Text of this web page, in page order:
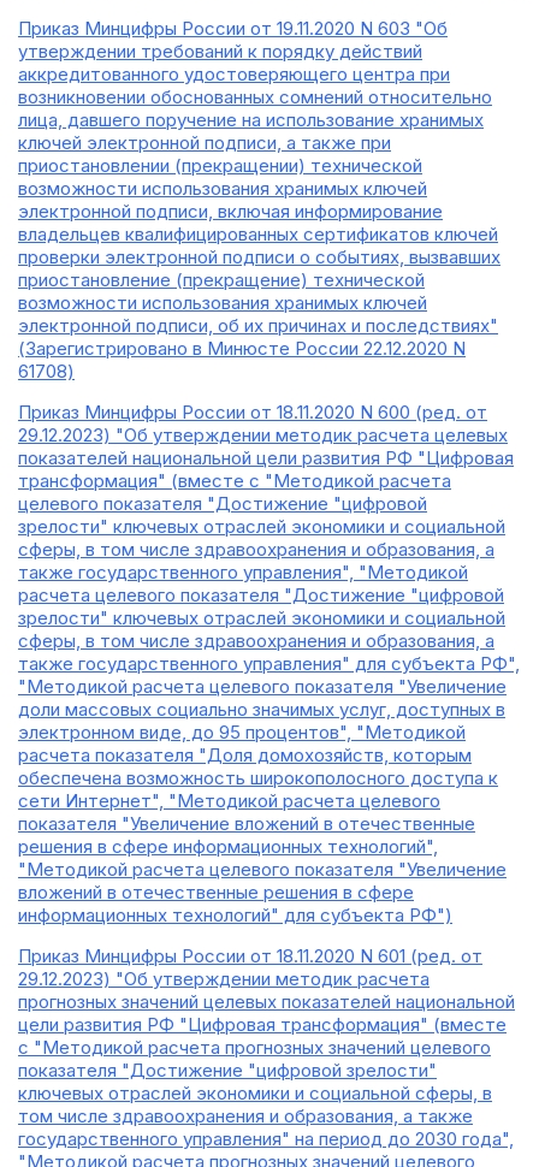
Приказ Минцифры России от 19.11.2020 N 603 "Об
утверждении требований к порядку действий
аккредитованного удостоверяющего центра при
возникновении обоснованных сомнений относительно
лица, давшего поручение на использование хранимых
ключей электронной подписи, а также при
приостановлении (прекращении) технической
возможности использования хранимых ключей
электронной подписи, включая информирование
владельцев квалифицированных сертификатов ключей
проверки электронной подписи о событиях, вызвавших
приостановление (прекращение) технической
возможности использования хранимых ключей
электронной подписи, об их причинах и последствиях"
(Зарегистрировано в Минюсте России 22.12.2020 N
61708)
Приказ Минцифры России от 18.11.2020 N 600 (ред. от
29.12.2023) "Об утверждении методик расчета целевых
показателей национальной цели развития РФ "Цифровая
трансформация" (вместе с "Методикой расчета
целевого показателя "Достижение "цифровой
зрелости" ключевых отраслей экономики и социальной
сферы, в том числе здравоохранения и образования, а
также государственного управления", "Методикой
расчета целевого показателя "Достижение "цифровой
зрелости" ключевых отраслей экономики и социальной
сферы, в том числе здравоохранения и образования, а
также государственного управления" для субъекта РФ",
"Методикой расчета целевого показателя "Увеличение
доли массовых социально значимых услуг, доступных в
электронном виде, до 95 процентов", "Методикой
расчета показателя "Доля домохозяйств, которым
обеспечена возможность широкополосного доступа к
сети Интернет", "Методикой расчета целевого
показателя "Увеличение вложений в отечественные
решения в сфере информационных технологий",
"Методикой расчета целевого показателя "Увеличение
вложений в отечественные решения в сфере
информационных технологий" для субъекта РФ")
Приказ Минцифры России от 18.11.2020 N 601 (ред. от
29.12.2023) "Об утверждении методик расчета
прогнозных значений целевых показателей национальной
цели развития РФ "Цифровая трансформация" (вместе
с "Методикой расчета прогнозных значений целевого
показателя "Достижение "цифровой зрелости"
ключевых отраслей экономики и социальной сферы, в
том числе здравоохранения и образования, а также
государственного управления" на период до 2030 года",
"Методикой расчета прогнозных значений целевого